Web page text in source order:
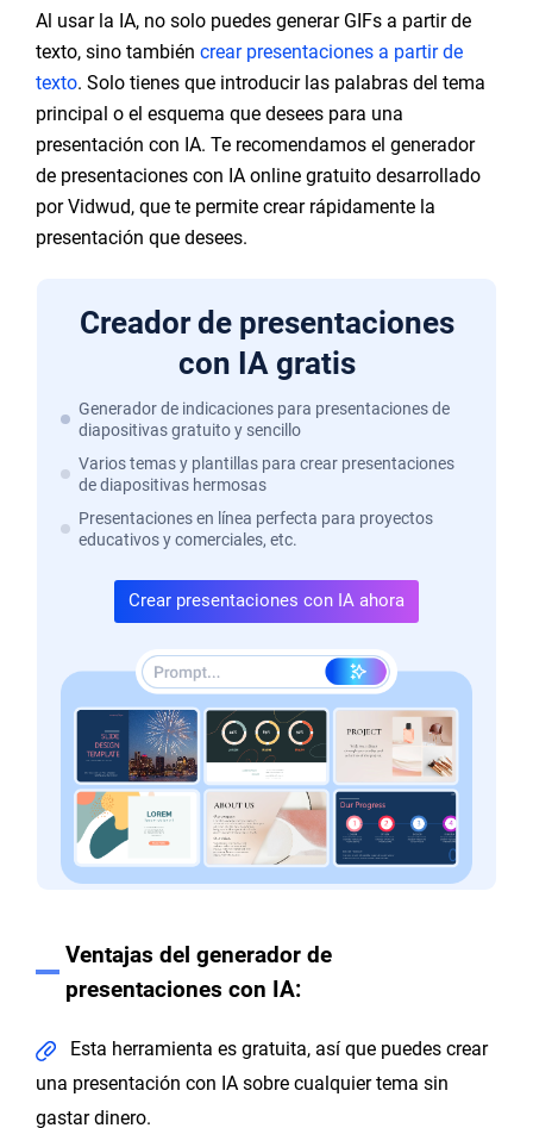
Al usar la IA, no solo puedes generar GIFs a partir de
texto, sino también crear presentaciones a partir de
texto. Solo tienes que introducir las palabras del tema
principal o el esquema que desees para una
presentación con IA. Te recomendamos el generador
de presentaciones con IA online gratuito desarrollado
por Vidwud, que te permite crear rápidamente la
presentación que desees.
Creador de presentaciones
con IA gratis
Generador de indicaciones para presentaciones de
diapositivas gratuito y sencillo
Varios temas y plantillas para crear presentaciones
de diapositivas hermosas
Presentaciones en línea perfecta para proyectos
educativos y comerciales, etc.
Crear presentaciones con IA ahora
Ventajas del generador de
presentaciones con IA:
Esta herramienta es gratuita, así que puedes crear
una presentación con IA sobre cualquier tema sin
gastar dinero.